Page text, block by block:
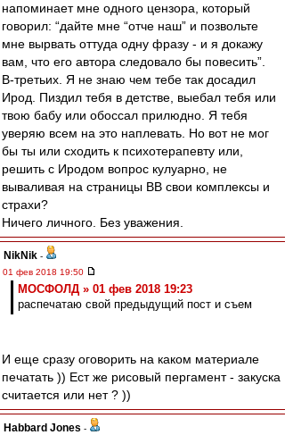
напоминает мне одного цензора, который
говорил: “дайте мне “отче наш” и позвольте
мне вырвать оттуда одну фразу - и я докажу
вам, что его автора следовало бы повесить”.
В-третьих. Я не знаю чем тебе так досадил
Ирод. Пиздил тебя в детстве, выебал тебя или
твою бабу или обоссал прилюдно. Я тебя
уверяю всем на это наплевать. Но вот не мог
бы ты или сходить к психотерапевту или,
решить с Иродом вопрос кулуарно, не
вываливая на страницы ВВ свои комплексы и
страхи?
Ничего личного. Без уважения.
NikNik -
01 фев 2018 19:50
МОСФОЛД » 01 фев 2018 19:23
распечатаю свой предыдущий пост и съем
И еще сразу оговорить на каком материале
печатать )) Ест же рисовый пергамент - закуска
считается или нет ? ))
Habbard Jones -